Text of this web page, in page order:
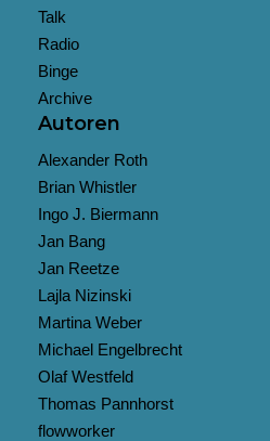
Talk
Radio
Binge
Archive
Autoren
Alexander Roth
Brian Whistler
Ingo J. Biermann
Jan Bang
Jan Reetze
Lajla Nizinski
Martina Weber
Michael Engelbrecht
Olaf Westfeld
Thomas Pannhorst
flowworker